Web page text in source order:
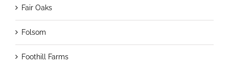
Fair Oaks
Folsom
Foothill Farms